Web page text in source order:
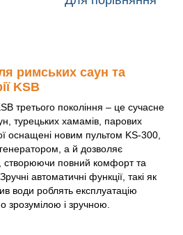
римських саун та
KSB
третього покоління – це сучасне
турецьких хамамів, парових
оснащені новим пультом KS-300,
а й дозволяє
створюючи повний комфорт та
автоматичні функції, такі як
води роблять експлуатацію
зрозумілою і зручною.